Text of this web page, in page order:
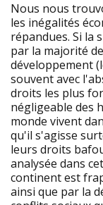
Nous nous
les inégalités
répandues. Si la
par la majorité
développement
souvent avec
droits les plus
négligeable des
monde vivent
qu'il s'agisse
leurs droits
analysée dans
continent est
ainsi que par la